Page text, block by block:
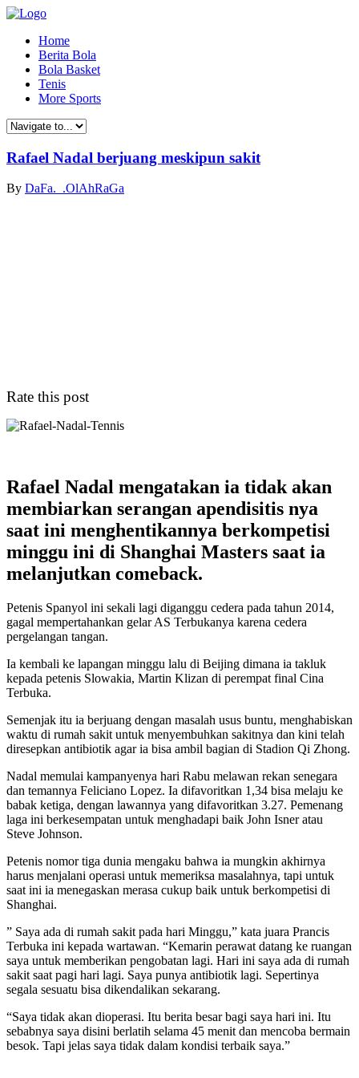
Home
Berita Bola
Bola Basket
Tenis
More Sports
Rafael Nadal berjuang meskipun sakit
By DaFa._.OlAhRaGa
Rate this post
Rafael Nadal mengatakan ia tidak akan
membiarkan serangan apendisitis nya
saat ini menghentikannya berkompetisi
minggu ini di Shanghai Masters saat ia
melanjutkan comeback.
Petenis Spanyol ini sekali lagi diganggu cedera pada tahun 2014,
gagal mempertahankan gelar AS Terbukanya karena cedera
pergelangan tangan.
Ia kembali ke lapangan minggu lalu di Beijing dimana ia takluk
kepada petenis Slowakia, Martin Klizan di perempat final Cina
Terbuka.
Semenjak itu ia berjuang dengan masalah usus buntu, menghabiskan
waktu di rumah sakit untuk menyembuhkan sakitnya dan kini telah
diresepkan antibiotik agar ia bisa ambil bagian di Stadion Qi Zhong.
Nadal memulai kampanyenya hari Rabu melawan rekan senegara
dan temannya Feliciano Lopez. Ia difavoritkan 1,34 bisa melaju ke
babak ketiga, dengan lawannya yang difavoritkan 3.27. Pemenang
laga ini berkesempatan untuk menghadapi baik John Isner atau
Steve Johnson.
Petenis nomor tiga dunia mengaku bahwa ia mungkin akhirnya
harus menjalani operasi untuk memeriksa masalahnya, tapi untuk
saat ini ia menegaskan merasa cukup baik untuk berkompetisi di
Shanghai.
” Saya ada di rumah sakit pada hari Minggu,” kata juara Prancis
Terbuka ini kepada wartawan. “Kemarin perawat datang ke ruangan
saya untuk memberikan pengobatan lagi. Hari ini saya ada di rumah
sakit saat pagi hari lagi. Saya punya antibiotik lagi. Sepertinya
segala sesuatu bisa dikendalikan sekarang.
“Saya tidak akan dioperasi. Itu berita besar bagi saya hari ini. Itu
sebabnya saya disini berlatih selama 45 menit dan mencoba bermain
besok. Tapi jelas saya tidak dalam kondisi terbaik saya.”